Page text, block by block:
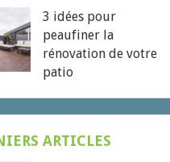
3 idées pour
peaufiner la
rénovation de votre
patio
ARTICLES